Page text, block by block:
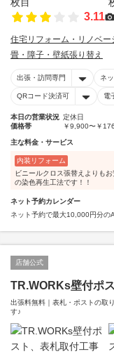
3.11
住宅リフォーム・リノベー
畳・障子・壁紙張り替え
出張・訪問専門 ネ
QRコード決済可 電
本日の営業状況 定休日
価格帯
￥9,900〜￥
主な料金・サービス
内装リフォーム
ビニールクロス張替えよりも
の染色再生工法です！！
ネット予約カレンダー
ネット予約で最大10,000円分の
店舗公式
TR.WORKs壁付ポ
出張料無料｜表札・ポストの取
す♪